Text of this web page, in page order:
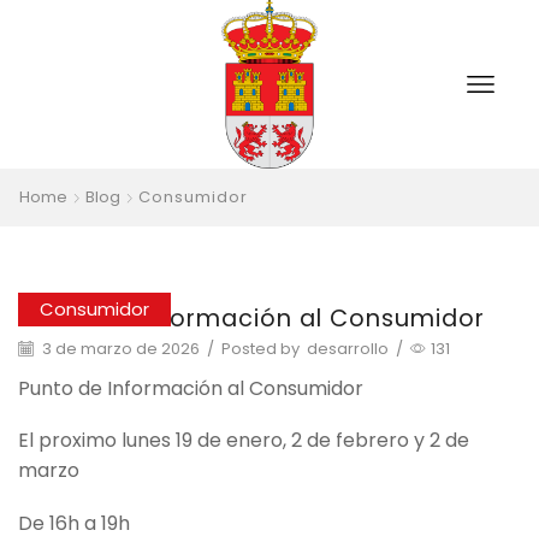
Home Blog Consumidor
Consumidor
Punto de Información al Consumidor
3 de marzo de 2026 / Posted by desarrollo / 131
Punto de Información al Consumidor
El proximo lunes 19 de enero, 2 de febrero y 2 de
marzo
De 16h a 19h